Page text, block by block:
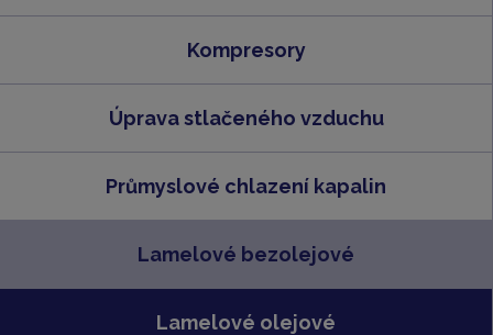
Kompresory
Úprava stlačeného vzduchu
Průmyslové chlazení kapalin
Lamelové bezolejové
Lamelové olejové